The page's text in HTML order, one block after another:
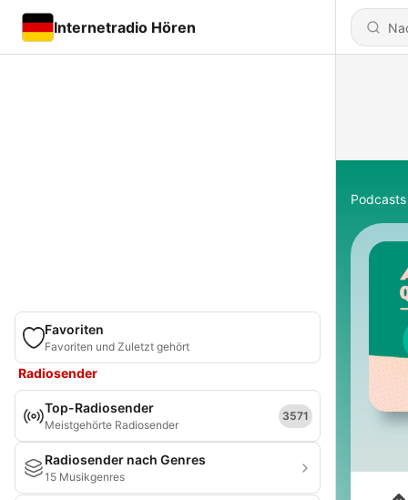
Internetradio Hören
Favoriten
Favoriten und Zuletzt gehört
Radiosender
Top-Radiosender
Meistgehörte Radiosender
3571
Radiosender nach Genres
15 Musikgenres
Podcasts